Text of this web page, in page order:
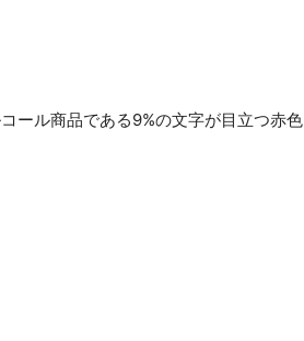
ール商品である9%の文字が目立つ赤色